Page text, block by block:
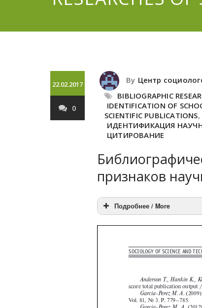
22.02.2017
0
By Центр
BIBLIOGRAPHIC
IDENTIFICATION OF
SCIENTIFIC PUBLICATIONS,
ИДЕНТИФИКАЦИЯ
ЦИТИРОВАНИЕ
признаков
Подробнее / More